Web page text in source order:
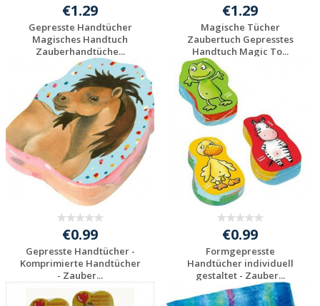
€1.29
Gepresste Handtücher
Magisches Handtuch
Zauberhandtüche...
Individuelle
Werbeartikel
anfragen
€1.29
Magische Tücher
Zaubertuch Gepresstes
Handtuch Magic To...
Individuelle
Werbeartikel
anfragen
€0.99
Gepresste Handtücher -
Komprimierte Handtücher
- Zauber...
Individuelle
€0.99
Formgepresste
Handtücher individuell
gestaltet - Zauber...
Individuelle